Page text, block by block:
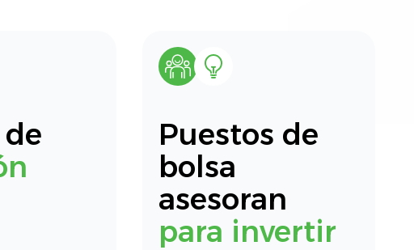
Puestos de
bolsa
asesoran
para invertir